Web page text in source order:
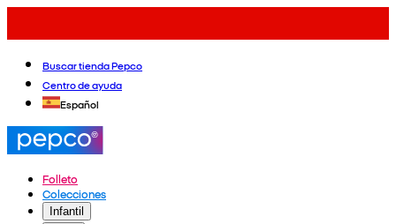
Buscar tienda Pepco
Centro de ayuda
Español
Folleto
Colecciones
Infantil